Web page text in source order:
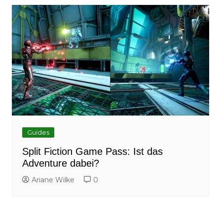
Guides
Split Fiction Game Pass: Ist das
Adventure dabei?
Ariane Wilke 0